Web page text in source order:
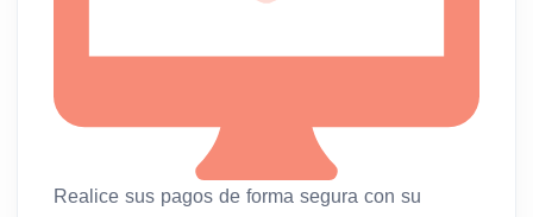
Realice sus pagos de forma segura con su